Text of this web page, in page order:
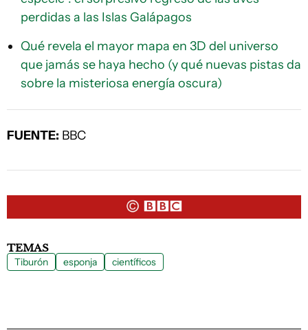
perdidas a las Islas Galápagos
Qué revela el mayor mapa en 3D del universo
que jamás se haya hecho (y qué nuevas pistas da
sobre la misteriosa energía oscura)
FUENTE: BBC
TEMAS
Tiburón esponja científicos